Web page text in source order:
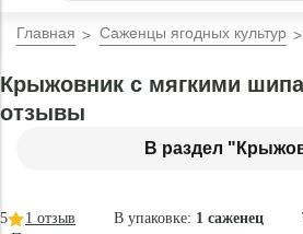
Главная Саженцы ягодных культур
В раздел
Крыжовник с мягкими
отзывы
В упаковке: 1 саженец
5 1 отзыв